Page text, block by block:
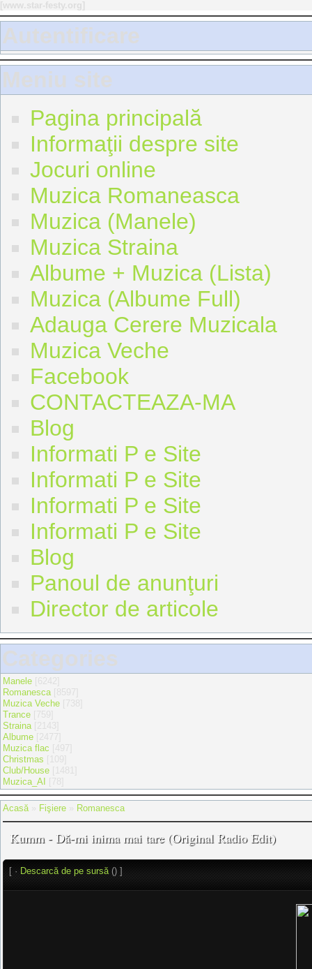
Autentificare
Meniu site
Pagina principală
Informaţii despre site
Jocuri online
Muzica Romaneasca
Muzica (Manele)
Muzica Straina
Albume + Muzica (Lista)
Muzica (Albume Full)
Adauga Cerere Muzicala
Muzica Veche
Facebook
CONTACTEAZA-MA
Blog
Informati P e Site
Informati P e Site
Informati P e Site
Informati P e Site
Blog
Panoul de anunţuri
Director de articole
Categories
Manele
Romanesca
Muzica Veche
Trance
Straina
Albume
Muzica flac
Christmas
Club/House
Muzica_AI
Acasă» Fişiere Romanesca
Kumm - Dă-mi inima mai tare (Original Radio Edit)
[ · Descarcă de pe sursă() ]